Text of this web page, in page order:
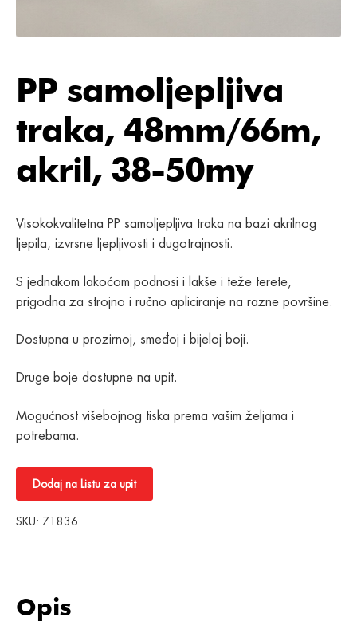
PP samoljepljiva
traka, 48mm/66m,
akril, 38-50my
Visokokvalitetna PP samoljepljiva traka na bazi akrilnog
ljepila, izvrsne ljepljivosti i dugotrajnosti.
S jednakom lakoćom podnosi i lakše i teže terete,
prigodna za strojno i ručno apliciranje na razne površine.
Dostupna u prozirnoj, smeđoj i bijeloj boji.
Druge boje dostupne na upit.
Mogućnost višebojnog tiska prema vašim željama i
potrebama.
Dodaj na Listu za upit
SKU: 71836
Opis